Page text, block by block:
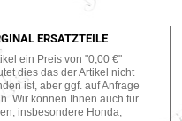
ERSATZTEILE
ein Preis von "0,00 €"
dies das der Artikel nicht
ist, aber ggf. auf Anfrage
Wir können Ihnen auch für
insbesondere Honda,